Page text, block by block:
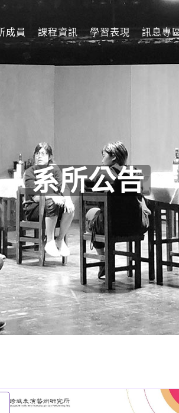
成員 課程資訊 學習表現 訊息專
系所公告